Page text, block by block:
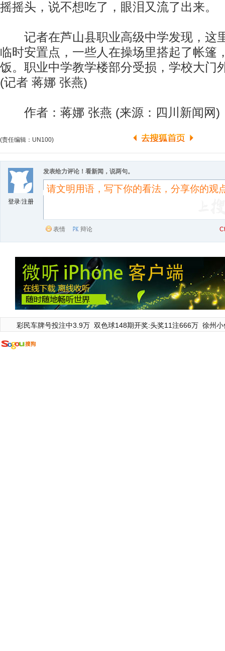
摇摇头，说不想吃了，眼泪又流了出来。
记者在芦山县职业高级中学发现，这
临时安置点，一些人在操场里搭起了帐篷
饭。职业中学教学楼部分受损，学校大门
(记者 蒋娜 张燕)
作者：蒋娜 张燕 (来源：四川新闻网)
(责任编辑：UN100)
登录/注册
发表给力评论！看新闻，说两句。
表情 辩论
彩民车牌号投注中3.9万 双色球148期开奖:头奖11注666万 徐州